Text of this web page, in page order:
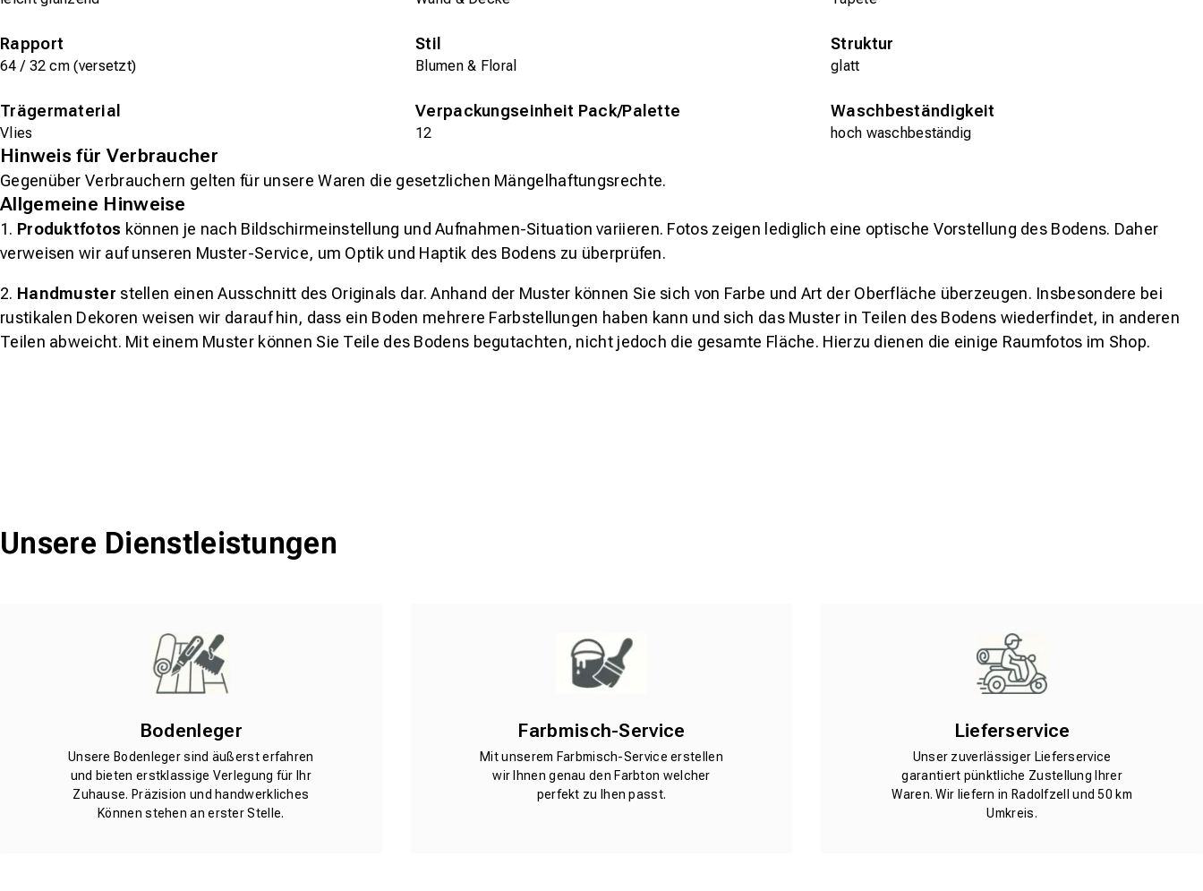
Rapport
64 / 32 cm (versetzt)
Stil
Blumen & Floral
Struktur
glatt
Trägermaterial
Vlies
Verpackungseinheit Pack/Palette
12
Waschbeständigkeit
hoch waschbeständig
Hinweis für Verbraucher
Gegenüber Verbrauchern gelten für unsere Waren die gesetzlichen Mängelhaftungsrechte.
Allgemeine Hinweise
1. Produktfotos können je nach Bildschirmeinstellung und Aufnahmen-Situation variieren. Fotos zeigen lediglich eine optische Vorstellung des Bodens. Daher
verweisen wir auf unseren Muster-Service, um Optik und Haptik des Bodens zu überprüfen.
2. Handmuster stellen einen Ausschnitt des Originals dar. Anhand der Muster können Sie sich von Farbe und Art der Oberfläche überzeugen. Insbesondere bei
rustikalen Dekoren weisen wir darauf hin, dass ein Boden mehrere Farbstellungen haben kann und sich das Muster in Teilen des Bodens wiederfindet, in anderen
Teilen abweicht. Mit einem Muster können Sie Teile des Bodens begutachten, nicht jedoch die gesamte Fläche. Hierzu dienen die einige Raumfotos im Shop.
Unsere Dienstleistungen
Bodenleger
Unsere Bodenleger sind äußerst erfahren
und bieten erstklassige Verlegung für Ihr
Zuhause. Präzision und handwerkliches
Können stehen an erster Stelle.
Farbmisch-Service
Mit unserem Farbmisch-Service erstellen
wir Ihnen genau den Farbton welcher
perfekt zu Ihen passt.
Lieferservice
Unser zuverlässiger Lieferservice
garantiert pünktliche Zustellung Ihrer
Waren. Wir liefern in Radolfzell und 50 km
Umkreis.